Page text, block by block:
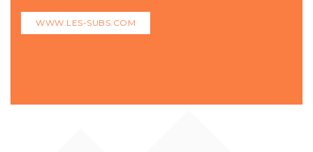
WWW.LES-SUBS.COM